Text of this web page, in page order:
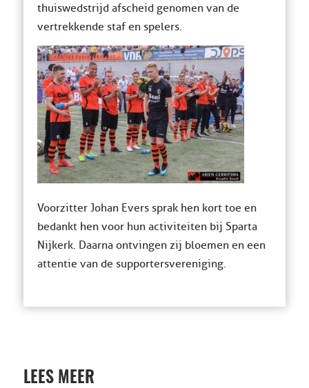
thuiswedstrijd afscheid genomen van de
vertrekkende staf en spelers.
Voorzitter Johan Evers sprak hen kort toe en
bedankt hen voor hun activiteiten bij Sparta
Nijkerk. Daarna ontvingen zij bloemen en een
attentie van de supportersvereniging.
LEES MEER